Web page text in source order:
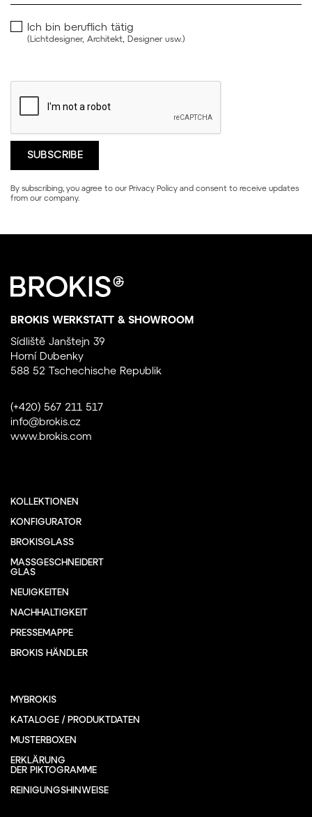
Ich bin beruflich tätig
(Lichtdesigner, Architekt, Designer usw.)
By subscribing, you agree to our Privacy Policy and consent to receive updates
from our company.
BROKIS WERKSTATT & SHOWROOM
Sídliště Janštejn 39
Horní Dubenky
588 52 Tschechische Republik
(+420) 567 211 517
info@brokis.cz
www.brokis.com
KOLLEKTIONEN
KONFIGURATOR
BROKISGLASS
MASSGESCHNEIDERT
GLAS
NEUIGKEITEN
NACHHALTIGKEIT
PRESSEMAPPE
BROKIS HÄNDLER
MYBROKIS
KATALOGE / PRODUKTDATEN
MUSTERBOXEN
ERKLÄRUNG
DER PIKTOGRAMME
REINIGUNGSHINWEISE